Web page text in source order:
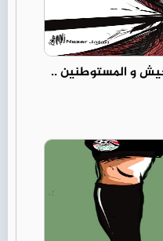
و المستوطنين ..